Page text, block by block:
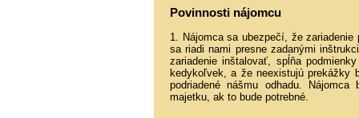
Povinnosti nájomcu
1. Nájomca sa ubezpečí, že
sa riadi nami presne zadanými
zariadenie inštalovať, spĺňa
kedykoľvek, a že neexistujú prekážky
podriadené nášmu odhadu.
majetku, ak to bude potrebné.